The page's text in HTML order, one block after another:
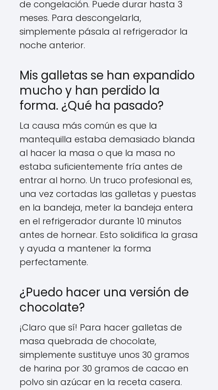
de congelación. Puede durar hasta 3
meses. Para descongelarla,
simplemente pásala al refrigerador la
noche anterior.
Mis galletas se han expandido
mucho y han perdido la
forma. ¿Qué ha pasado?
La causa más común es que la
mantequilla estaba demasiado blanda
al hacer la masa o que la masa no
estaba suficientemente fría antes de
entrar al horno. Un truco profesional es,
una vez cortadas las galletas y puestas
en la bandeja, meter la bandeja entera
en el refrigerador durante 10 minutos
antes de hornear. Esto solidifica la grasa
y ayuda a mantener la forma
perfectamente.
¿Puedo hacer una versión de
chocolate?
¡Claro que sí! Para hacer galletas de
masa quebrada de chocolate,
simplemente sustituye unos 30 gramos
de harina por 30 gramos de cacao en
polvo sin azúcar en la receta casera.